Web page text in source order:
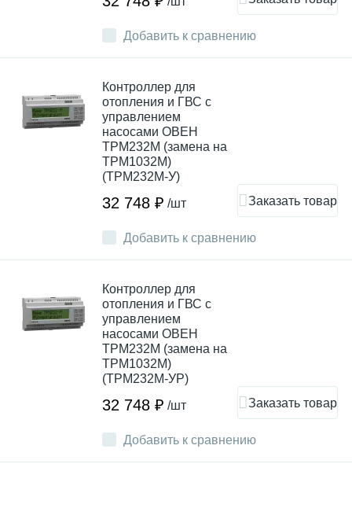
Добавить к сравнению
Добавить к сравнению
Контроллер для
отопления и ГВС с
управлением
насосами ОВЕН
ТРМ232М (замена на
ТРМ1032М)
(ТРМ232М-У)
32 748 ₽ /шт Заказать товар
Добавить к сравнению
Контроллер для
отопления и ГВС с
управлением
насосами ОВЕН
ТРМ232М (замена на
ТРМ1032М)
(ТРМ232М-УР)
32 748 ₽ /шт Заказать товар